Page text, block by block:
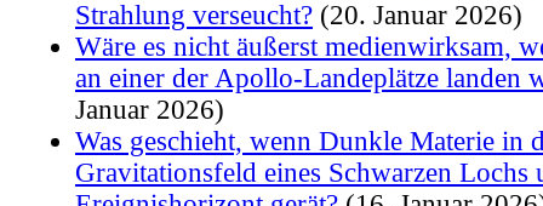
Strahlung verseucht? (20. Januar 2026)
Wäre es nicht äußerst medienwirksam,
an einer der Apollo-Landeplätze landen
Januar 2026)
Was geschieht, wenn Dunkle Materie in
Gravitationsfeld eines Schwarzen Lochs